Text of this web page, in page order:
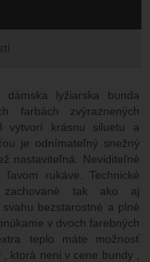
lyžiarska bunda
farbách zvýraznených
vytvorí krásnu siluetu a
je odnímateľný snežný
nastaviteľná. Neviditeľné
rukáve. Technické
tak ako aj
bezstarostné a plné
v dvoch farebných
teplo máte možnosť
ktorá neni v cene bundy ,